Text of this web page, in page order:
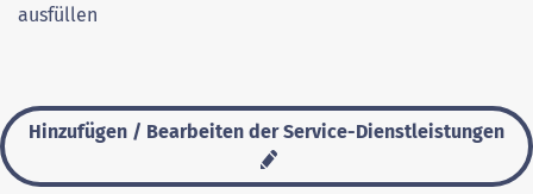
ausfüllen
Hinzufügen / Bearbeiten der Service-Dienstleistungen